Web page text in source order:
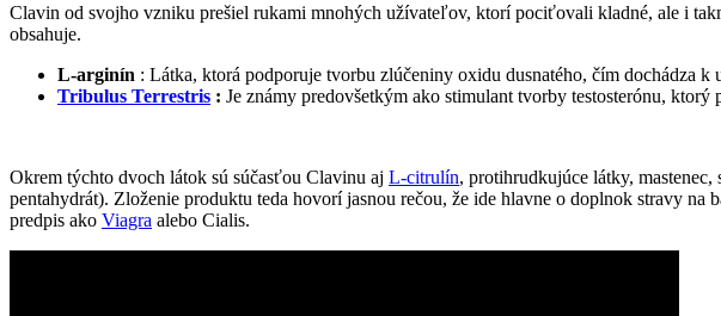
Clavin od svojho vzniku prešiel rukami mnohých užívateľov, ktorí pociťovali kladné, ale i
obsahuje.
L-arginín : Látka, ktorá podporuje tvorbu zlúčeniny oxidu dusnatého, čím dochádza
Tribulus Terrestris : Je známy predovšetkým ako stimulant tvorby testosterónu,
Okrem týchto dvoch látok sú súčasťou Clavinu aj L-citrulín, protihrudkujúce látky,
pentahydrát). Zloženie produktu teda hovorí jasnou rečou, že ide hlavne o doplnok stravy
predpis ako Viagra alebo Cialis.